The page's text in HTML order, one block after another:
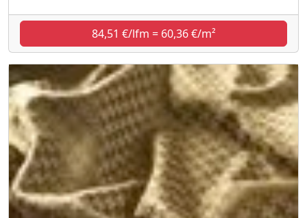
84,51 €/lfm = 60,36 €/m²